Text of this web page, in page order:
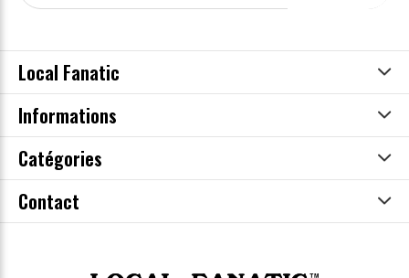
Local Fanatic
Informations
Catégories
Contact